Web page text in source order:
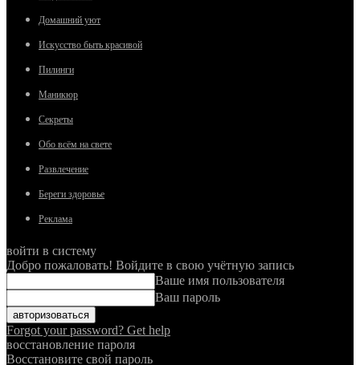
Домашний уют
Искусство быть красивой
Пилинги
Маникюр
Секреты
Обо всём на свете
Развлечение
Береги здоровье
Реклама
войти в систему
Добро пожаловать! Войдите в свою учётную запись
Ваше имя пользователя
Ваш пароль
Forgot your password? Get help
восстановление пароля
Восстановите свой пароль